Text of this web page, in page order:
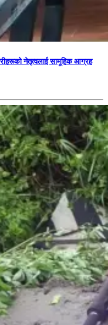
नेतृत्वलाई सामूहिक आग्रह